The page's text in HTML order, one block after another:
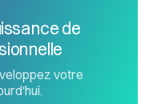
de
votre